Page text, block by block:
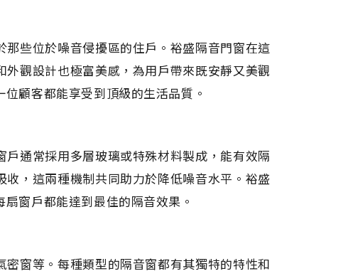
些位於噪音侵擾區的住戶。裕盛隔音門窗在這
觀設計也極富美感，為用戶帶來既安靜又美觀
顧客都能享受到頂級的生活品質。
通常採用多層玻璃或特殊材料製成，能有效隔
，這兩種機制共同助力於降低噪音水平。裕盛
窗戶都能達到最佳的隔音效果。
窗等。每種類型的隔音窗都有其獨特的特性和